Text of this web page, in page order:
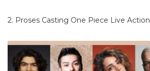
2. Proses Casting One Piece Live Action